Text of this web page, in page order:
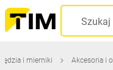
i mierniki Akcesoria i